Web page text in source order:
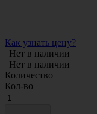
Как узнать цену?
Нет в наличии
Нет в наличии
Количество
Кол-во